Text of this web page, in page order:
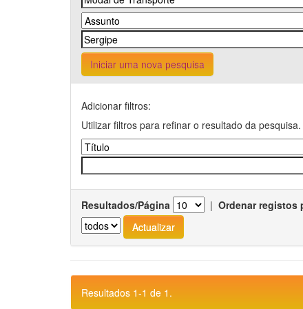
Iniciar uma nova pesquisa
Adicionar filtros:
Utilizar filtros para refinar o resultado da pesquisa.
Resultados/Página | Ordenar registos
Resultados 1-1 de 1.